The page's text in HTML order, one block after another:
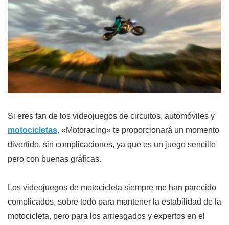
Si eres fan de los videojuegos de circuitos, automóviles y
motocicletas, «Motoracing» te proporcionará un momento
divertido, sin complicaciones, ya que es un juego sencillo
pero con buenas gráficas.
Los videojuegos de motocicleta siempre me han parecido
complicados, sobre todo para mantener la estabilidad de la
motocicleta, pero para los arriesgados y expertos en el